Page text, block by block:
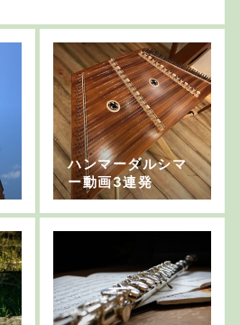
ハンマーダルシマ
ー動画3連発